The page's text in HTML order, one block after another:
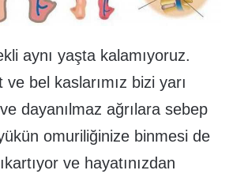
aynı yaşta kalamıyoruz.
ve bel kaslarımız bizi yarı
dayanılmaz ağrılara sebep
omuriliğinize binmesi de
ve hayatınızdan